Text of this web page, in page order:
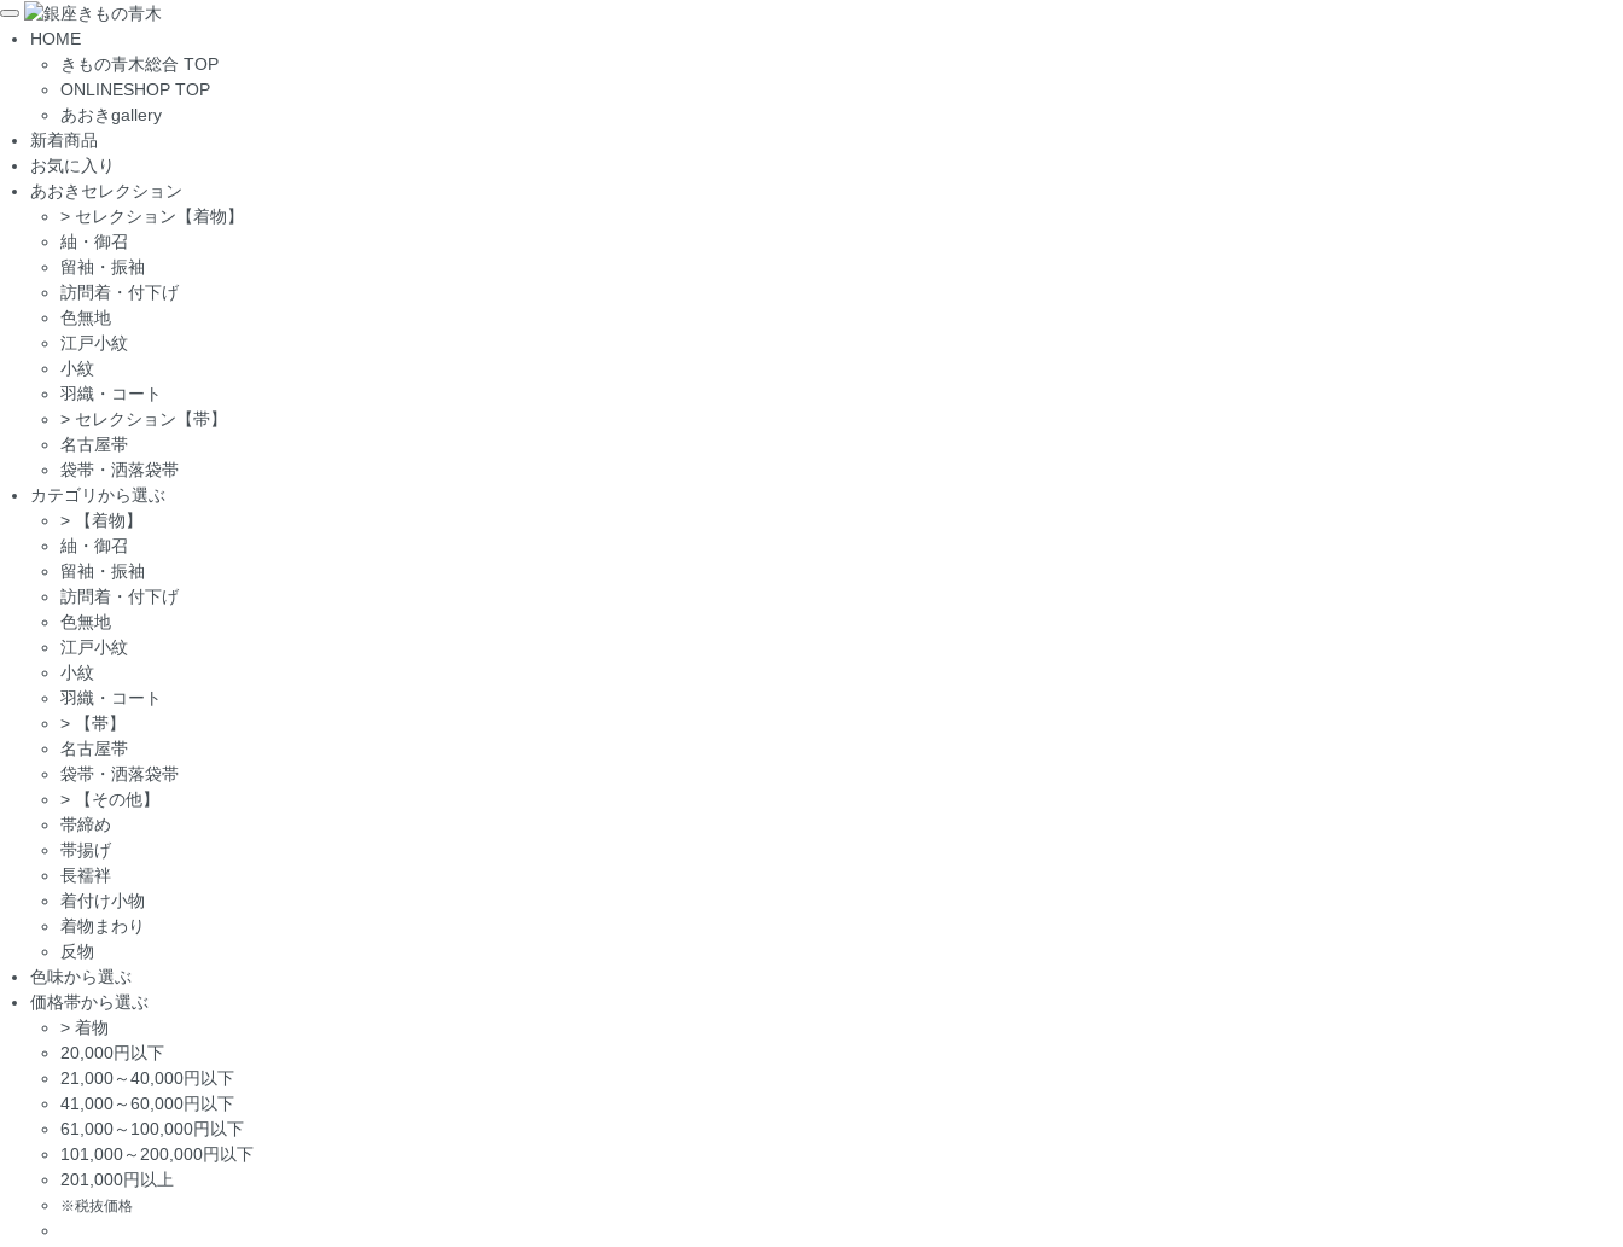
Toggle
navigation
HOME
きもの青木総合 TOP
ONLINESHOP TOP
あおきgallery
新着商品
お気に入り
あおきセレクション
> セレクション【着物】
紬・御召
留袖・振袖
訪問着・付下げ
色無地
江戸小紋
小紋
羽織・コート
> セレクション【帯】
名古屋帯
袋帯・洒落袋帯
カテゴリから選ぶ
>
【着物】
紬・御召
留袖・振袖
訪問着・付下げ
色無地
江戸小紋
小紋
羽織・コート
>
【帯】
名古屋帯
袋帯・洒落袋帯
>
【その他】
帯締め
帯揚げ
長襦袢
着付け小物
着物まわり
反物
色味から選ぶ
価格帯から選ぶ
> 着物
20,000円以下
21,000～40,000円以下
41,000～60,000円以下
61,000～100,000円以下
101,000～200,000円以下
201,000円以上
※税抜価格